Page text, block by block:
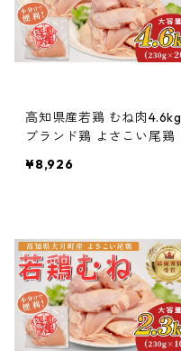
高知県産若鶏 むね肉4.6kg
ブランド鶏 よさこい尾鶏
¥8,926